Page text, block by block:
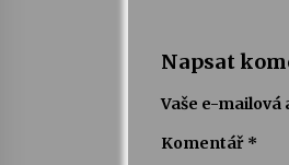
Napsat
Vaše e-mailová
Komentář *